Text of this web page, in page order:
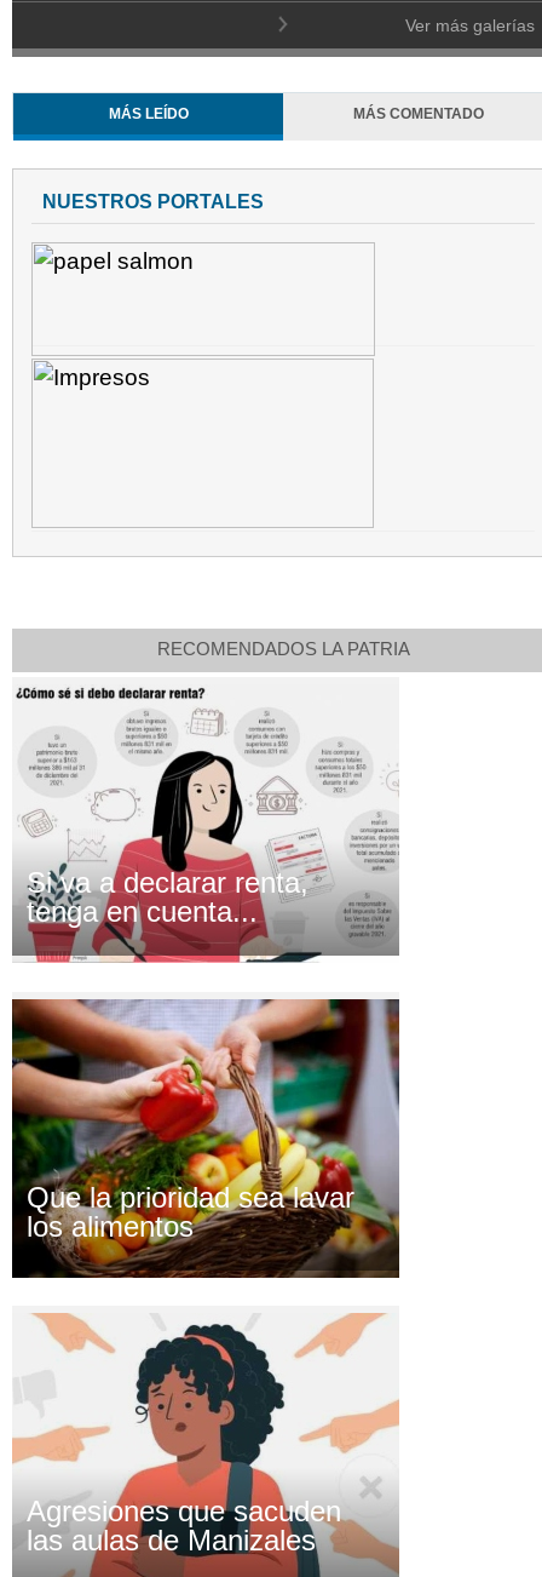
Ver más galerías
MÁS LEÍDO MÁS COMENTADO
NUESTROS PORTALES
RECOMENDADOS LA PATRIA
Si va a declarar renta,
tenga en cuenta...
Que la prioridad sea lavar
los alimentos
Agresiones que sacuden
las aulas de Manizales